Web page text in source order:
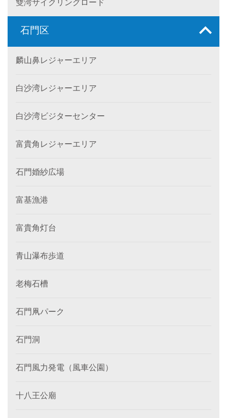
雙湾サイクリングロード
石門区
麟山鼻レジャーエリア
白沙湾レジャーエリア
白沙湾ビジターセンター
富貴角レジャーエリア
石門婚紗広場
富基漁港
富貴角灯台
青山瀑布歩道
老梅石槽
石門凧パーク
石門洞
石門風力発電（風車公園）
十八王公廟